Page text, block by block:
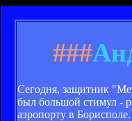
###
Сегодня, защитник
был большой стимул -
аэропорту в Борисполе.